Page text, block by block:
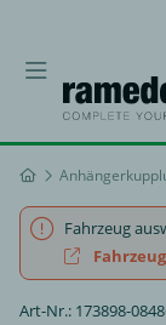
Fahrzeug
Art-Nr.: 173898-